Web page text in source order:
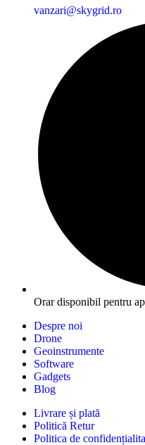
vanzari@skygrid.ro
Orar disponibil pentru
Despre noi
Drone
Geoinstrumente
Software
Gadgets
Blog
Livrare și plată
Politică Retur
Politica de